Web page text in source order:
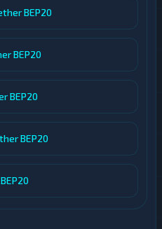
BEP20
BEP20
BEP20
BEP20